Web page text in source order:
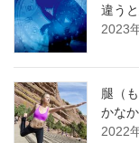
違う
2023
腿（
かな
2022